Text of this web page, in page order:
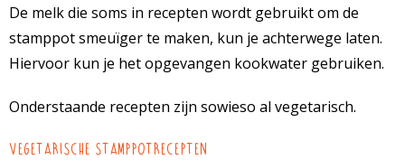
De melk die soms in recepten wordt gebruikt om de
stamppot smeuïger te maken, kun je achterwege laten.
Hiervoor kun je het opgevangen kookwater gebruiken.
Onderstaande recepten zijn sowieso al vegetarisch.
Vegetarische stamppotrecepten